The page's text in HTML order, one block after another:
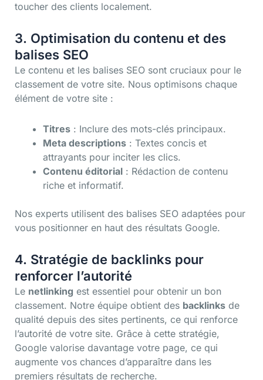
toucher des clients localement.
3. Optimisation du contenu et des
balises SEO
Le contenu et les balises SEO sont cruciaux pour le
classement de votre site. Nous optimisons chaque
élément de votre site :
Titres : Inclure des mots-clés principaux.
Meta descriptions : Textes concis et
attrayants pour inciter les clics.
Contenu éditorial : Rédaction de contenu
riche et informatif.
Nos experts utilisent des balises SEO adaptées pour
vous positionner en haut des résultats Google.
4. Stratégie de backlinks pour
renforcer l’autorité
Le netlinking est essentiel pour obtenir un bon
classement. Notre équipe obtient des backlinks de
qualité depuis des sites pertinents, ce qui renforce
l’autorité de votre site. Grâce à cette stratégie,
Google valorise davantage votre page, ce qui
augmente vos chances d’apparaître dans les
premiers résultats de recherche.